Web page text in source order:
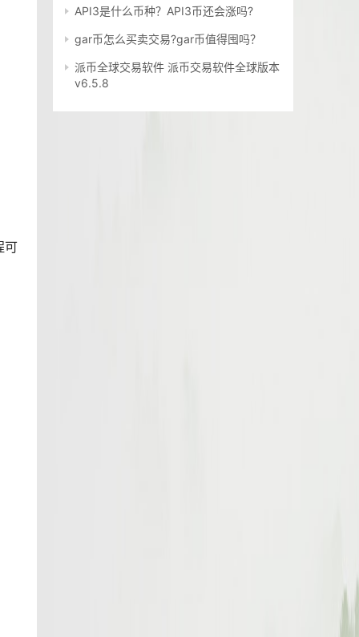
可
API3是什么币种？API3币还会涨吗?
gar币怎么买卖交易?gar币值得囤吗？
派币全球交易软件 派币交易软件全球版本
v6.5.8